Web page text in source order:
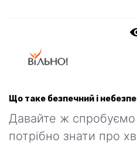
Що таке безпечний і
Давайте ж спробуємо
потрібно знати про